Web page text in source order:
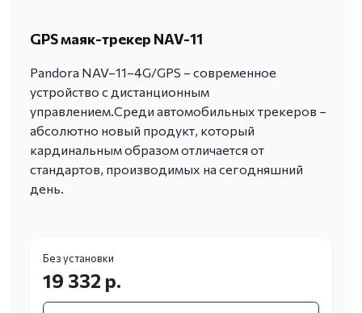
GPS маяк-трекер NAV-11
Pandora NAV–11–4G/GPS – современное
устройство с дистанционным
управлением.Среди автомобильных трекеров –
абсолютно новый продукт, который
кардинальным образом отличается от
стандартов, производимых на сегодняшний
день.
Без установки
19 332 р.